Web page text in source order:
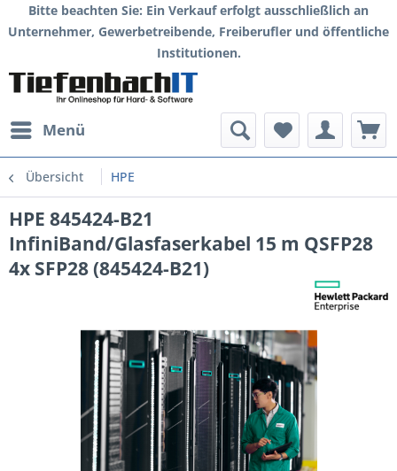
Bitte beachten Sie: Ein Verkauf erfolgt ausschließlich an
Unternehmer, Gewerbetreibende, Freiberufler und öffentliche
Institutionen.
Menü
Übersicht HPE
HPE 845424-B21
InfiniBand/Glasfaserkabel 15 m QSFP28
4x SFP28 (845424-B21)